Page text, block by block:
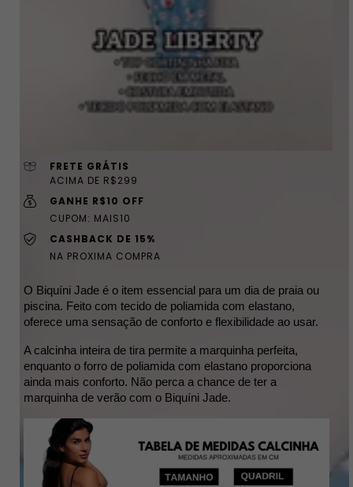
FRETE GRÁTIS
ACIMA DE R$299
GANHE R$10 OFF
CUPOM: MAIS10
CASHBACK DE 15%
NA PROXIMA COMPRA
O Biquíni Jade é o item essencial para um dia de praia ou
piscina. Feito com tecido de poliamida com elastano,
oferece uma sensação de conforto e flexibilidade ao usar.
A calcinha inteira de tira permite a marquinha perfeita,
enquanto o forro de poliamida com elastano proporciona
ainda mais conforto. Não perca a chance de ter a
marquinha de verão com o Biquíni Jade.